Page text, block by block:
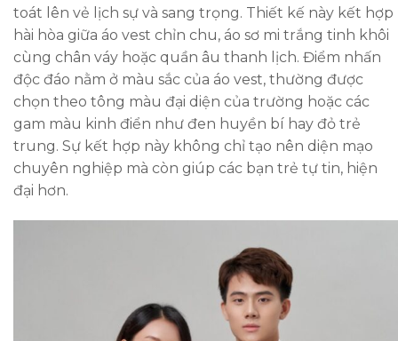
toát lên vẻ lịch sự và sang trọng. Thiết kế này kết hợp
hài hòa giữa áo vest chỉn chu, áo sơ mi trắng tinh khôi
cùng chân váy hoặc quần âu thanh lịch. Điểm nhấn
độc đáo nằm ở màu sắc của áo vest, thường được
chọn theo tông màu đại diện của trường hoặc các
gam màu kinh điển như đen huyền bí hay đỏ trẻ
trung. Sự kết hợp này không chỉ tạo nên diện mạo
chuyên nghiệp mà còn giúp các bạn trẻ tự tin, hiện
đại hơn.